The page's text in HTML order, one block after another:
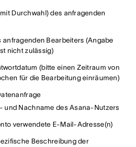
Durchwahl) des anfragenden
anfragenden Bearbeiters (Angabe
nicht zulässig)
(bitte einen Zeitraum von
für die Bearbeitung einräumen)
und Nachname des Asana-Nutzers
verwendete E-Mail-Adresse(n)
Beschreibung der